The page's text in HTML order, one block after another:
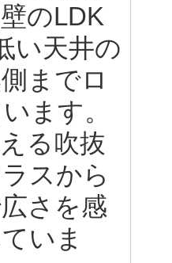
のLDK
い天井の
までロ
ます。
る吹抜
スから
さを感
いま